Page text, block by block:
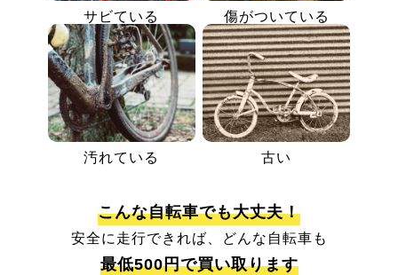
サビている 傷がついている
汚れている 古い
こんな自転車でも大丈夫！
安全に走行できれば、どんな自転車も
最低500円で買い取ります